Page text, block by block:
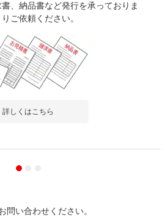
、納品書など発行を承っておりま
ご依頼ください。
詳しくはこちら
問い合わせください。